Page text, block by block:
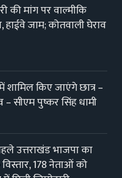
की मांग पर वाल्मीकि
हाईवे जाम; कोतवाली घेराव
शामिल किए जाएंगे छात्र –
सीएम पुष्कर सिंह धामी
उत्तराखंड भाजपा का
178 नेताओं को